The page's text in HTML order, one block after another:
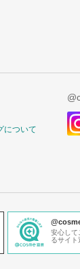
について
安心して
るサイト